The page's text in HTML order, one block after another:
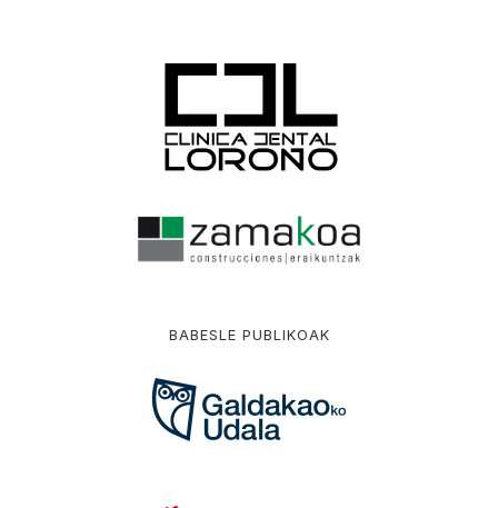
BABESLE PUBLIKOAK